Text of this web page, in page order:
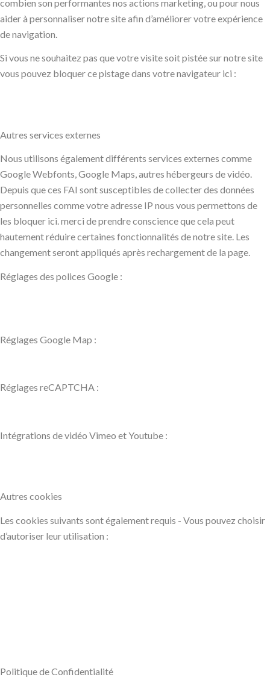
combien son performantes nos actions marketing, ou pour nous
aider à personnaliser notre site afin d’améliorer votre expérience
de navigation.
Si vous ne souhaitez pas que votre visite soit pistée sur notre site
vous pouvez bloquer ce pistage dans votre navigateur ici :
Autres services externes
Nous utilisons également différents services externes comme
Google Webfonts, Google Maps, autres hébergeurs de vidéo.
Depuis que ces FAI sont susceptibles de collecter des données
personnelles comme votre adresse IP nous vous permettons de
les bloquer ici. merci de prendre conscience que cela peut
hautement réduire certaines fonctionnalités de notre site. Les
changement seront appliqués après rechargement de la page.
Réglages des polices Google :
Réglages Google Map :
Réglages reCAPTCHA :
Intégrations de vidéo Vimeo et Youtube :
Autres cookies
Les cookies suivants sont également requis - Vous pouvez choisir
d’autoriser leur utilisation :
Politique de Confidentialité